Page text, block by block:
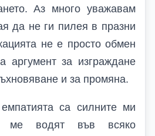
Аз много уважавам
да не ги пилея в празни
не е просто обмен
аргумент за изграждане
и за промяна.
са силните ми
ме водят във всяко